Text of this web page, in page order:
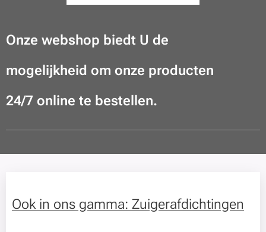
Onze webshop biedt U de
mogelijkheid om onze producten
24/7 online te bestellen.
Ook in ons gamma: Zuigerafdichtingen